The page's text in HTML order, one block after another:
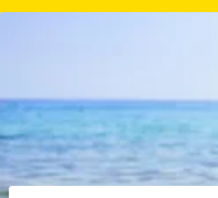
Lästiger Ausschlag auf